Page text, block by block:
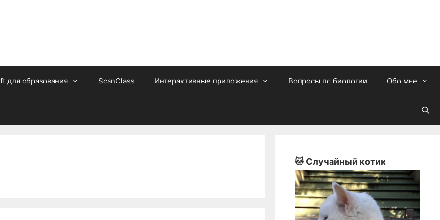
для образования ScanClass Интерактивные приложения Вопросы по биологии Обо мне
🐱 Случайный котик